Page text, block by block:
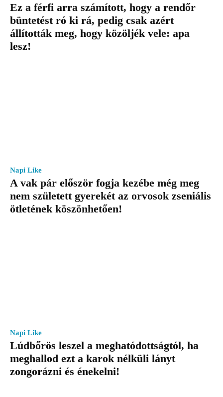
Ez a férfi arra számított, hogy a rendőr
büntetést ró ki rá, pedig csak azért
állították meg, hogy közöljék vele: apa
lesz!
Napi Like
A vak pár először fogja kezébe még meg
nem született gyerekét az orvosok zseniális
ötletének köszönhetően!
Napi Like
Lúdbőrös leszel a meghatódottságtól, ha
meghallod ezt a karok nélküli lányt
zongorázni és énekelni!